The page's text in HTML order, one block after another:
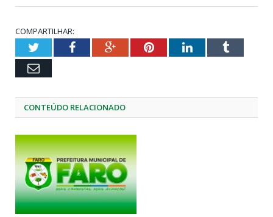
COMPARTILHAR:
TwitterFacebookGoogle+PinterestLinkedInTumblr
Email
CONTEÚDO RELACIONADO